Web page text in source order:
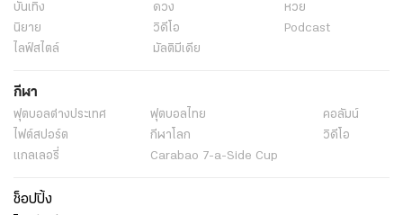
บันเทิง
ดวง
หวย
นิยาย
วิดีโอ
Podcast
ไลฟ์สไตล์
มัลติมีเดีย
กีฬา
ฟุตบอลต่่างประเทศ ฟุตบอลไทย
คอลัมน์
ไฟต์สปอร์ต
กีฬาโลก
วิดีโอ
แกลเลอรี่
Carabao 7-a-Side Cup
ช็อปปิ้ง